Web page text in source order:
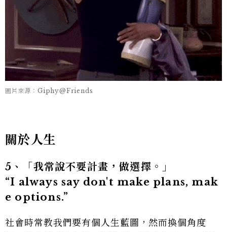
圖片來源：Giphy@Friends
關於人生
5、「我常說不要計畫，做選擇。」
“I always say don't make plans, mak
e options.”
社會時常教我們要有個人生藍圖，然而換個角度